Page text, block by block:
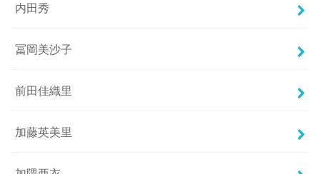
内田秀
冨岡美沙子
前田佳織里
加藤英美里